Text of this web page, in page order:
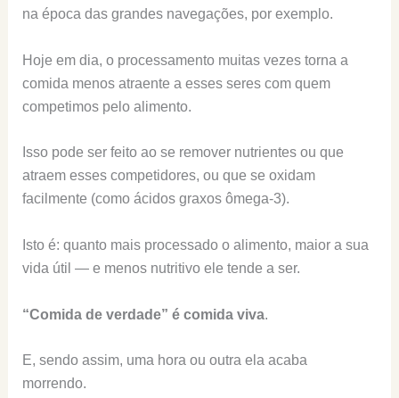
na época das grandes navegações, por exemplo.
Hoje em dia, o processamento muitas vezes torna a
comida menos atraente a esses seres com quem
competimos pelo alimento.
Isso pode ser feito ao se remover nutrientes ou que
atraem esses competidores, ou que se oxidam
facilmente (como ácidos graxos ômega-3).
Isto é: quanto mais processado o alimento, maior a sua
vida útil — e menos nutritivo ele tende a ser.
“Comida de verdade” é comida viva.
E, sendo assim, uma hora ou outra ela acaba
morrendo.